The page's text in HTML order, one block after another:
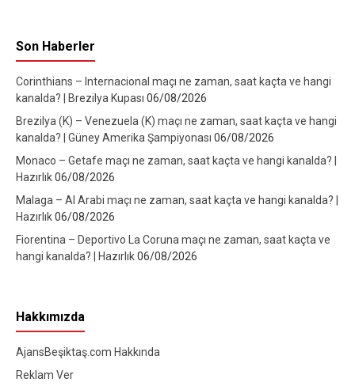
Son Haberler
Corinthians – Internacional maçı ne zaman, saat kaçta ve hangi
kanalda? | Brezilya Kupası 06/08/2026
Brezilya (K) – Venezuela (K) maçı ne zaman, saat kaçta ve hangi
kanalda? | Güney Amerika Şampiyonası 06/08/2026
Monaco – Getafe maçı ne zaman, saat kaçta ve hangi kanalda? |
Hazırlık06/08/2026
Malaga – Al Arabi maçı ne zaman, saat kaçta ve hangi kanalda? |
Hazırlık06/08/2026
Fiorentina – Deportivo La Coruna maçı ne zaman, saat kaçta ve
hangi kanalda? | Hazırlık06/08/2026
Hakkımızda
AjansBeşiktaş.com Hakkında
Reklam Ver